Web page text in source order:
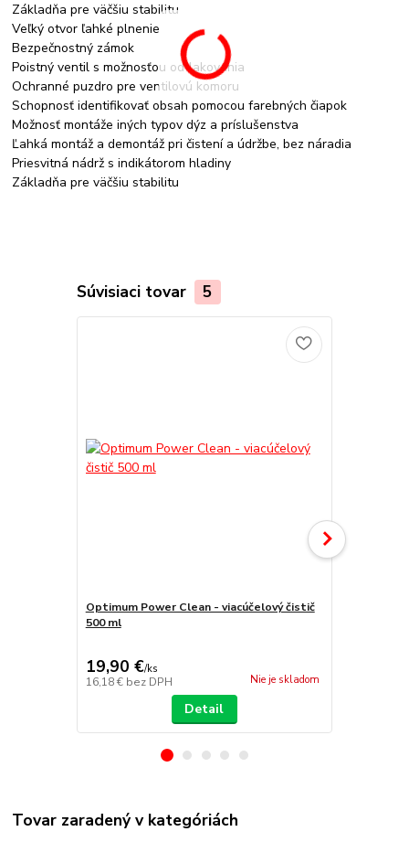
Základňa pre väčšiu stabilitu
Veľký otvor ľahké plnenie
Bezpečnostný zámok
Poistný ventil s možnosťou odtlakovania
Ochranné puzdro pre ventilovú komoru
Schopnosť identifikovať obsah pomocou farebných čiapok
Možnosť montáže iných typov dýz a príslušenstva
Ľahká montáž a demontáž pri čistení a údržbe, bez náradia
Priesvitná nádrž s indikátorom hladiny
Základňa pre väčšiu stabilitu
Súvisiaci tovar 5
Optimum Power Clean - viacúčelový čistič
500 ml
19,90 €/ks
16,18 € bez DPH Nie je skladom
Detail
Tovar zaradený v kategóriách